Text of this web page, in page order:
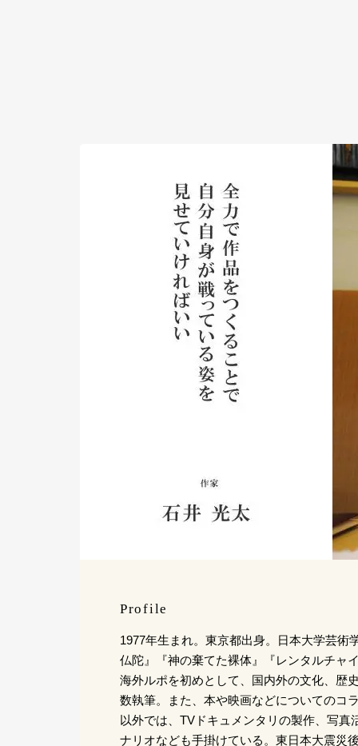
Profile
1977年生まれ。東京都出身。日本大学芸術
仏陀』『神の棄てた裸体』『レンタルチャ
海外ルポを初めとして、国内外の文化、歴
数執筆。また、本や映画などについてのコ
以外では、TVドキュメンタリの製作、写真
ナリオなども手掛けている。東日本大震災